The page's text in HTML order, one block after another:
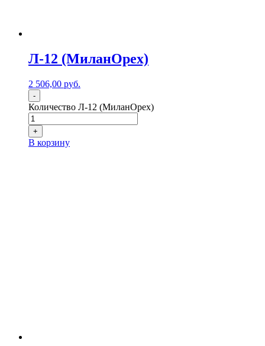
Л-12 (МиланОрех)
2 506,00 руб.
-
Количество Л-12 (МиланОрех)
+
В корзину